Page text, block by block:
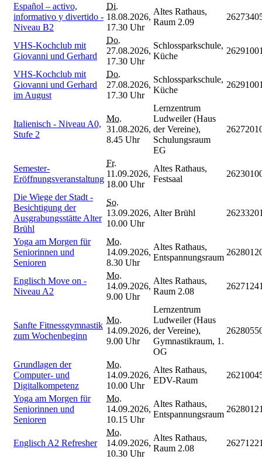
Español – activo,
informativo y divertido -
Niveau B2
Di.
18.08.2026,
17.30 Uhr
Altes Rathaus,
Raum 2.09
VHS-Kochclub mit
Giovanni und Gerhard
Do.
27.08.2026,
17.30 Uhr
Schlossparkschule,
Küche
VHS-Kochclub mit
Giovanni und Gerhard
im August
Do.
27.08.2026,
17.30 Uhr
Schlossparkschule,
Küche
Italienisch - Niveau A0,
Stufe 2
Mo.
31.08.2026,
8.45 Uhr
Lernzentrum
Ludweiler (Haus
der Vereine),
Schulungsraum
EG
Semester-
Eröffnungsveranstaltung
Fr.
11.09.2026,
18.00 Uhr
Altes Rathaus,
Festsaal
Die Wiege der Stadt -
Besichtigung der
Ausgrabungsstätte Alter
Brühl
So.
13.09.2026,
10.00 Uhr
Alter Brühl
Yoga am Morgen für
Seniorinnen und
Senioren
Mo.
14.09.2026,
8.30 Uhr
Altes Rathaus,
Entspannungsraum
Englisch Move on -
Niveau A2
Mo.
14.09.2026,
9.00 Uhr
Altes Rathaus,
Raum 2.08
Sanfte Fitnessgymnastik
zum Wochenbeginn
Mo.
14.09.2026,
9.00 Uhr
Lernzentrum
Ludweiler (Haus
der Vereine),
Gymnastikraum, 1.
OG
Grundlagen der
Computer- und
Digitalkompetenz
Mo.
14.09.2026,
10.00 Uhr
Altes Rathaus,
EDV-Raum
Yoga am Morgen für
Seniorinnen und
Senioren
Mo.
14.09.2026,
10.15 Uhr
Altes Rathaus,
Entspannungsraum
Englisch A2 Refresher
Mo.
14.09.2026,
10.30 Uhr
Altes Rathaus,
Raum 2.08